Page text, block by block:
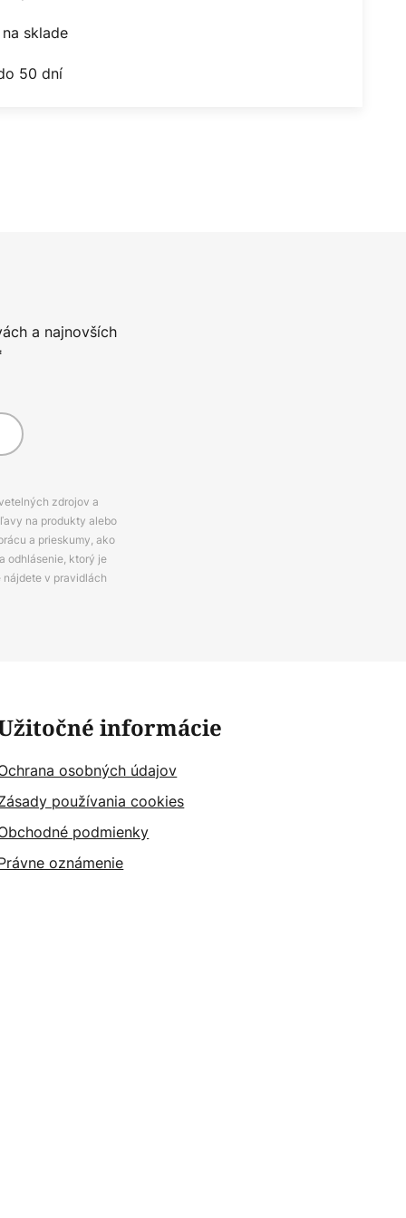
sklade
50 dní
a najnovších
zdrojov a
na produkty alebo
a prieskumy, ako
odhlásenie, ktorý je
nájdete v pravidlách
informácie
osobných údajov
používania cookies
podmienky
oznámenie